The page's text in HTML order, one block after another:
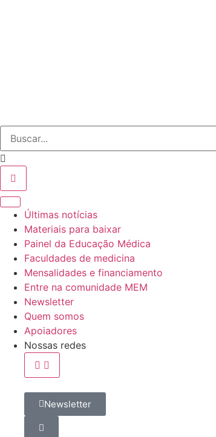
Últimas notícias
Materiais para baixar
Painel da Educação Médica
Faculdades de medicina
Mensalidades e financiamento
Entre na comunidade MEM
Newsletter
Quem somos
Apoiadores
Nossas redes
Newsletter